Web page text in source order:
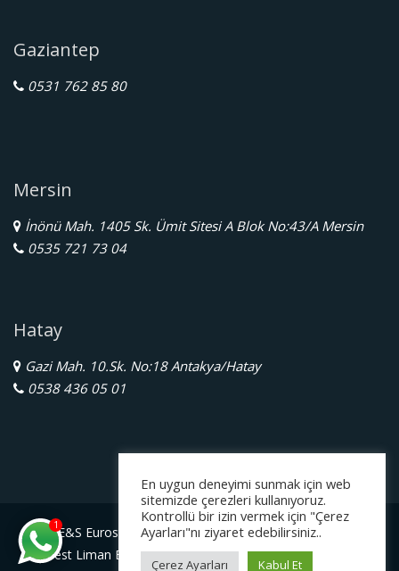
Gaziantep
0531 762 85 80
Mersin
İnönü Mah. 1405 Sk. Ümit Sitesi A Blok No:43/A Mersin
0535 721 73 04
Hatay
Gazi Mah. 10.Sk. No:18 Antakya/Hatay
0538 436 05 01
E&S Eurostar Yurtdışı Eğitim Danışmanlığı Ltd. Şti.
Serbest Liman Bölge Müdürlüğü Gazimagosa / Kuzey Kıbrıs
1
En uygun deneyimi sunmak için web
sitemizde çerezleri kullanıyoruz.
Kontrollü bir izin vermek için "Çerez
Ayarları"nı ziyaret edebilirsiniz..
Çerez Ayarları Kabul Et